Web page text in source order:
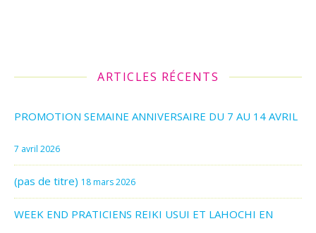
ARTICLES RÉCENTS
PROMOTION SEMAINE ANNIVERSAIRE DU 7 AU 14 AVRIL
7 avril 2026
(pas de titre) 18 mars 2026
WEEK END PRATICIENS REIKI USUI ET LAHOCHI EN